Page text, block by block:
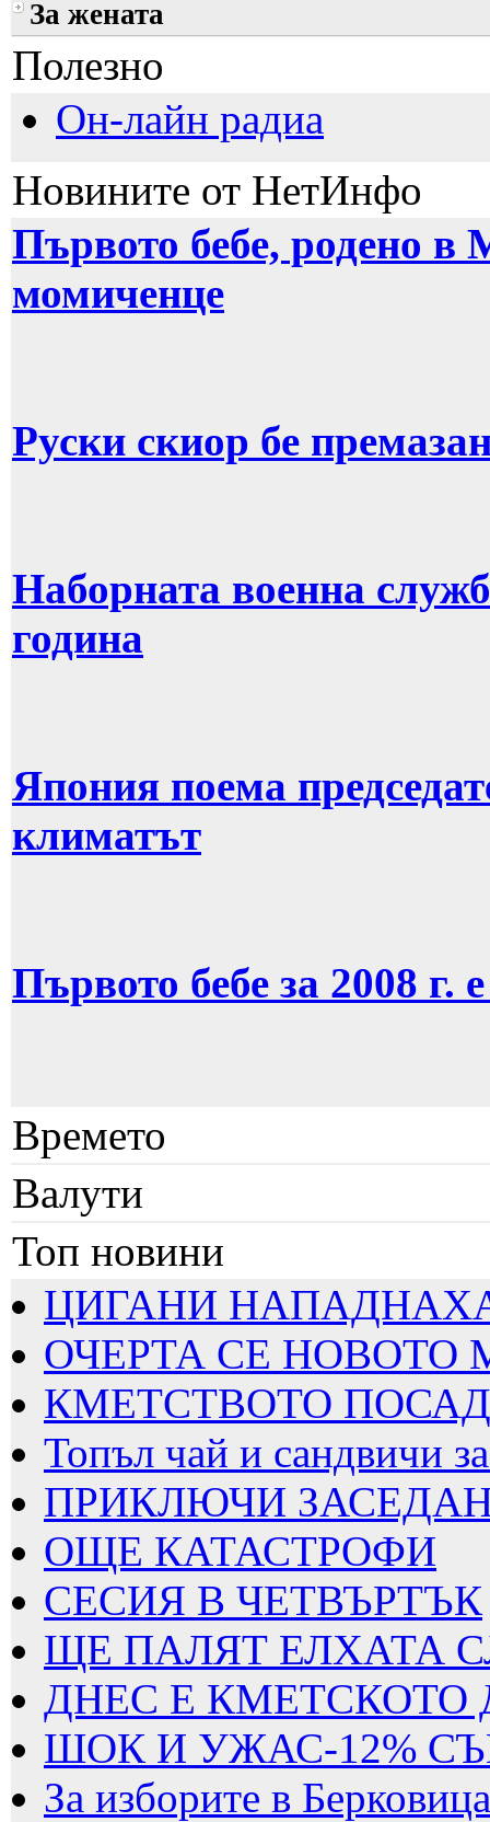
За жената
Полезно
Он-лайн радиа
Новините от НетИнфо
Първото бебе, родено в
момиченце
Руски скиор бе
Наборната военна
година
Япония поема
климатът
Първото бебе за 2008 г.
Времето
Валути
Топ новини
ЦИГАНИ
ОЧЕРТА СЕ НОВОТО
КМЕТСТВОТО
Топъл чай и сандвичи
ПРИКЛЮЧИ
ОЩЕ КАТАСТРОФИ
СЕСИЯ В ЧЕТВЪРТЪК
ЩЕ ПАЛЯТ ЕЛХАТА
ДНЕС Е КМЕТСКОТО
ШОК И УЖАС-12%
За изборите в